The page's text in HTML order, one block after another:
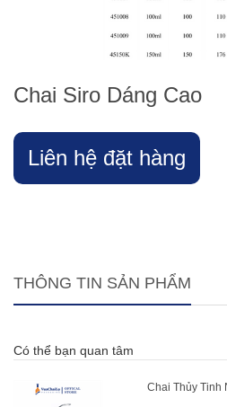
Chai Siro Dáng Cao
Liên hệ đặt hàng
THÔNG TIN SẢN PHẨM
Có thể bạn quan tâm
Chai Thủy Tinh